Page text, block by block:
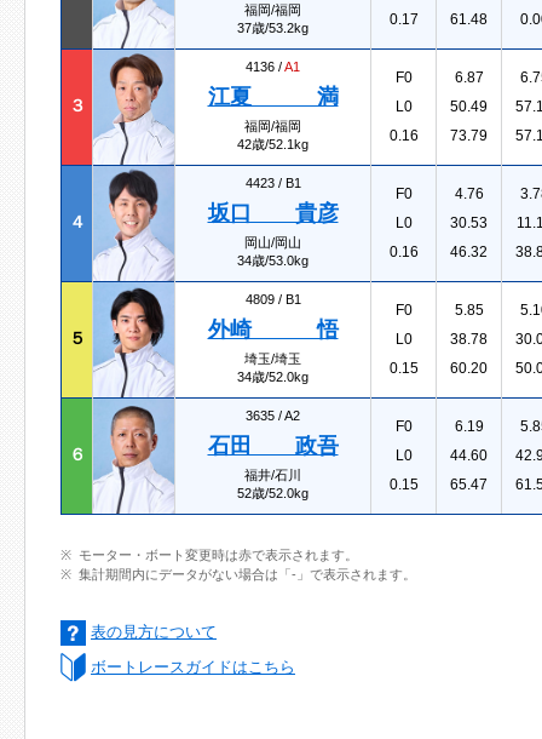
福岡/福岡
37歳/53.2kg
0.17
61.48
３
4136 /A1
江夏 満
福岡/福岡
42歳/52.1kg
F0
L0
0.16
6.87
50.49
73.79
４
4423 / B1
坂口 貴彦
岡山/岡山
34歳/53.0kg
F0
L0
0.16
4.76
30.53
46.32
５
4809 / B1
外崎 悟
埼玉/埼玉
34歳/52.0kg
F0
L0
0.15
5.85
38.78
60.20
６
3635 /A2
石田 政吾
福井/石川
52歳/52.0kg
F0
L0
0.15
6.19
44.60
65.47
モーター・ボート変更時は赤で表示されます。
集計期間内にデータがない場合は「-」で表示されます。
表の見方について
ボートレースガイドはこちら